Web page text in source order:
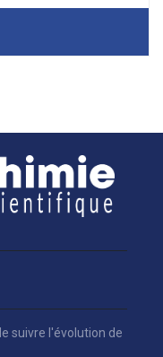
suivre l'évolution de